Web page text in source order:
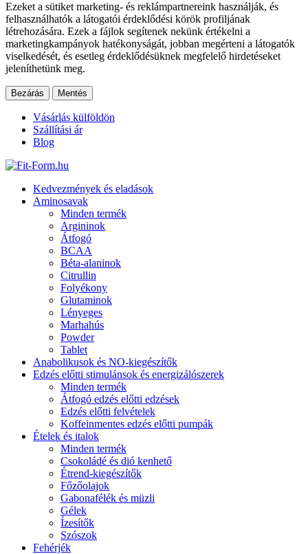
Ezeket a sütiket marketing- és reklámpartnereink használják, és
felhasználhatók a látogatói érdeklődési körök profiljának
létrehozására. Ezek a fájlok segítenek nekünk értékelni a
marketingkampányok hatékonyságát, jobban megérteni a látogatók
viselkedését, és esetleg érdeklődésüknek megfelelő hirdetéseket
jeleníthetünk meg.
Bezárás Mentés
Vásárlás külföldön
Szállítási ár
Blog
Kedvezmények és eladások
Aminosavak
Minden termék
Argininok
Átfogó
BCAA
Béta-alaninok
Citrullin
Folyékony
Glutaminok
Lényeges
Marhahús
Powder
Tablet
Anabolikusok és NO-kiegészítők
Edzés előtti stimulánsok és energizálószerek
Minden termék
Átfogó edzés előtti edzések
Edzés előtti felvételek
Koffeinmentes edzés előtti pumpák
Ételek és italok
Minden termék
Csokoládé és dió kenhető
Étrend-kiegészítők
Főzőolajok
Gabonafélék és müzli
Gélek
Ízesítők
Szószok
Fehérjék